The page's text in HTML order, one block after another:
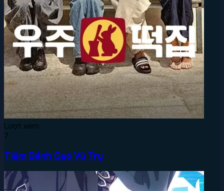
Lượt xem:
7
Tiệm Bánh Gạo Vũ Trụ